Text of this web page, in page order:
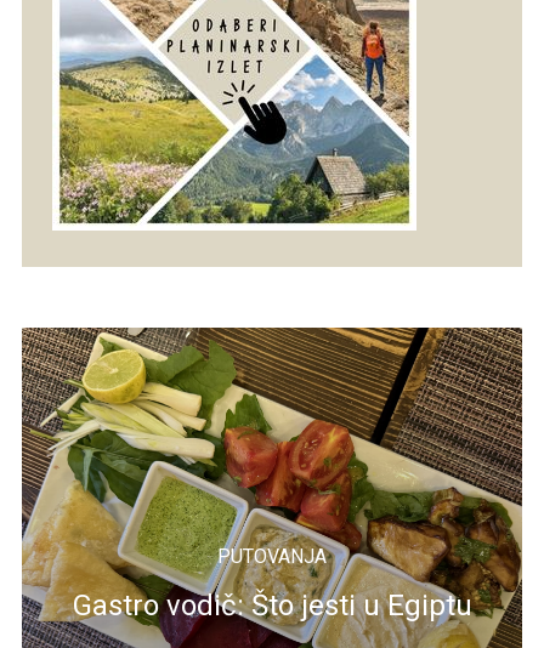
PUTOVANJA
Gastro vodič: Što jesti u Egiptu